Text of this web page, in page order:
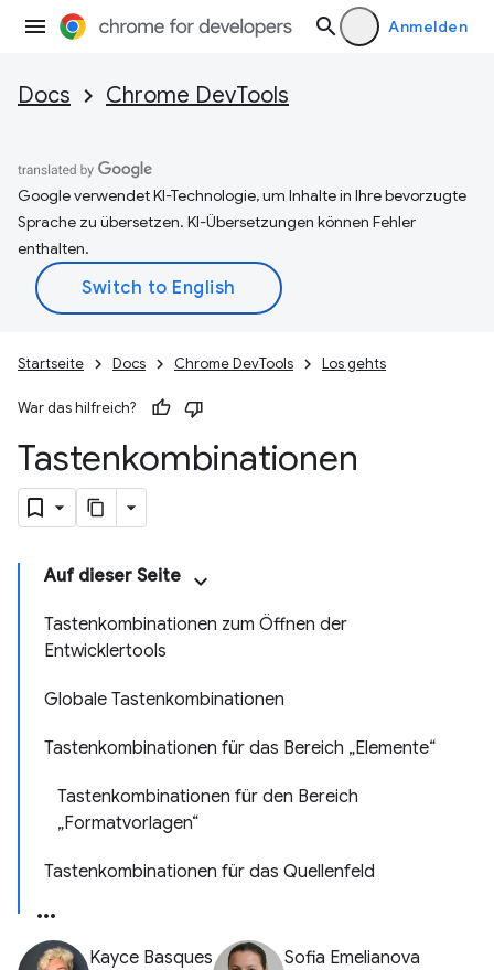
Anmelden
Docs Chrome DevTools
Google verwendet KI-Technologie, um Inhalte in Ihre bevorzugte
Sprache zu übersetzen. KI-Übersetzungen können Fehler
enthalten.
Startseite Docs Chrome DevTools Los gehts
War das hilfreich?
Tastenkombinationen
Auf dieser Seite
Tastenkombinationen zum Öffnen der
Entwicklertools
Globale Tastenkombinationen
Tastenkombinationen für das Bereich „Elemente“
Tastenkombinationen für den Bereich
„Formatvorlagen“
Tastenkombinationen für das Quellenfeld
Kayce Basques Sofia Emelianova